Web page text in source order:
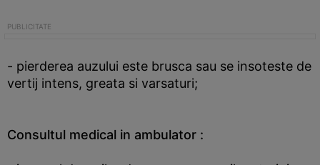
- pierderea auzului este brusca sau se insoteste de
vertij intens, greata si varsaturi;
Consultul medical in ambulator :